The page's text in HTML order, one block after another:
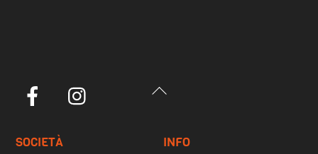
Back
Facebook
SOCIETÀ INFO